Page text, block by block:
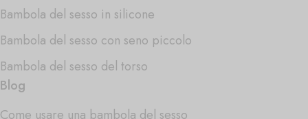
Bambola del sesso in silicone
Bambola del sesso con seno piccolo
Bambola del sesso del torso
Blog
Come usare una bambola del sesso